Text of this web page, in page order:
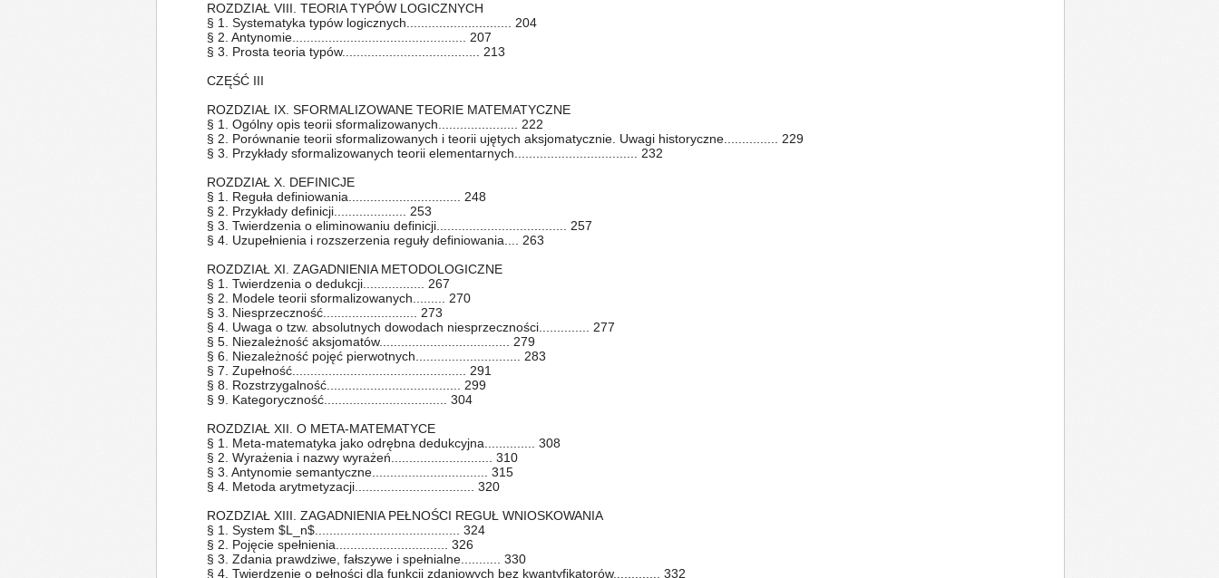
ROZDZIAŁ VIII. TEORIA TYPÓW LOGICZNYCH
§ 1. Systematyka typów logicznych............................. 204
§ 2. Antynomie................................................ 207
§ 3. Prosta teoria typów...................................... 213
CZĘŚĆ III
ROZDZIAŁ IX. SFORMALIZOWANE TEORIE MATEMATYCZNE
§ 1. Ogólny opis teorii sformalizowanych...................... 222
§ 2. Porównanie teorii sformalizowanych i teorii ujętych aksjomatycznie. Uwagi historyczne............... 229
§ 3. Przykłady sformalizowanych teorii elementarnych.................................. 232
ROZDZIAŁ X. DEFINICJE
§ 1. Reguła definiowania............................... 248
§ 2. Przykłady definicji.................... 253
§ 3. Twierdzenia o eliminowaniu definicji.................................... 257
§ 4. Uzupełnienia i rozszerzenia reguły definiowania.... 263
ROZDZIAŁ XI. ZAGADNIENIA METODOLOGICZNE
§ 1. Twierdzenia o dedukcji................. 267
§ 2. Modele teorii sformalizowanych......... 270
§ 3. Niesprzeczność.......................... 273
§ 4. Uwaga o tzw. absolutnych dowodach niesprzeczności.............. 277
§ 5. Niezależność aksjomatów.................................... 279
§ 6. Niezależność pojęć pierwotnych............................. 283
§ 7. Zupełność................................................ 291
§ 8. Rozstrzygalność..................................... 299
§ 9. Kategoryczność.................................. 304
ROZDZIAŁ XII. O META-MATEMATYCE
§ 1. Meta-matematyka jako odrębna dedukcyjna.............. 308
§ 2. Wyrażenia i nazwy wyrażeń............................ 310
§ 3. Antynomie semantyczne................................ 315
§ 4. Metoda arytmetyzacji................................. 320
ROZDZIAŁ XIII. ZAGADNIENIA PEŁNOŚCI REGUŁ WNIOSKOWANIA
§ 1. System $L_n$........................................ 324
§ 2. Pojęcie spełnienia............................... 326
§ 3. Zdania prawdziwe, fałszywe i spełnialne........... 330
§ 4. Twierdzenie o pełności dla funkcji zdaniowych bez kwantyfikatorów............. 332